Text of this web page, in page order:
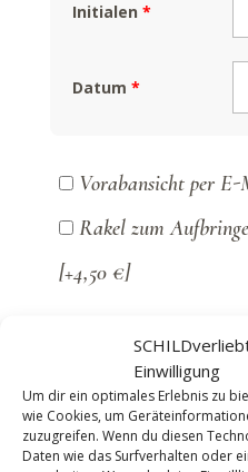
Einwilligung
Um dir ein optimales Erlebnis zu
wie Cookies, um
zuzugreifen. Wenn du diesen
Daten wie das Surfverhalten oder
Initialen *
Datum *
Vorabansicht per
Rakel zum
[+4,50 €]
Aufkleber
|
Selfi-
In den
A
l
t